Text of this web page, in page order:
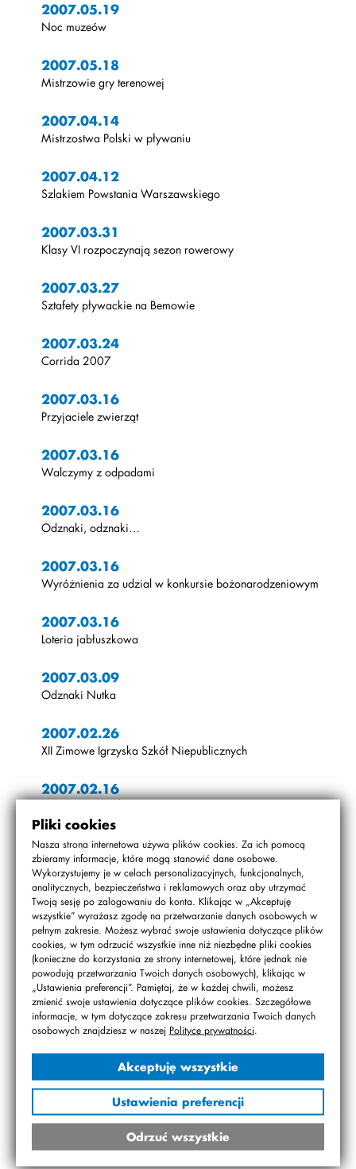
Pliki cookies
Nasza strona internetowa używa plików cookies. Za ich pomocą
zbieramy informacje, które mogą stanowić dane osobowe.
Wykorzystujemy je w celach personalizacyjnych, funkcjonalnych,
analitycznych, bezpieczeństwa i reklamowych oraz aby utrzymać
Twoją sesję po zalogowaniu do konta. Klikając w „Akceptuję
wszystkie” wyrażasz zgodę na przetwarzanie danych osobowych w
pełnym zakresie. Możesz wybrać swoje ustawienia dotyczące plików
cookies, w tym odrzucić wszystkie inne niż niezbędne pliki cookies
(konieczne do korzystania ze strony internetowej, które jednak nie
powodują przetwarzania Twoich danych osobowych), klikając w
„Ustawienia preferencji”. Pamiętaj, że w każdej chwili, możesz
zmienić swoje ustawienia dotyczące plików cookies. Szczegółowe
informacje, w tym dotyczące zakresu przetwarzania Twoich danych
osobowych znajdziesz w naszej Polityce prywatności
Akceptuję wszystkie
Ustawienia preferencji
Odrzuć wszystkie
2007.05.19
Noc muzeów
2007.05.18
Mistrzowie gry terenowej
2007.04.14
Mistrzostwa Polski w pływaniu
2007.04.12
Szlakiem Powstania Warszawskiego
2007.03.31
Klasy VI rozpoczynają sezon rowerowy
2007.03.27
Sztafety pływackie na Bemowie
2007.03.24
Corrida 2007
2007.03.16
Przyjaciele zwierząt
2007.03.16
Walczymy z odpadami
2007.03.16
Odznaki, odznaki…
2007.03.16
Wyróżnienia za udzial w konkursie bożonarodzeniowym
2007.03.16
Loteria jabłuszkowa
2007.03.09
Odznaki Nutka
2007.02.26
XII Zimowe Igrzyska Szkół Niepublicznych
2007.02.16
2007.02.16
Bal karnawałowy w Starej Dąbrowie
2007.02.12
Spotkanie 3a z Canaletto
2007.02.10
Niezwykły seans w Cinema Park
2007.01.18
Klasy piąte w Teatrze Polskim
2007.01.18
II Koncert Noworoczny
2006.12.06
Szkolny Mini Playback Show